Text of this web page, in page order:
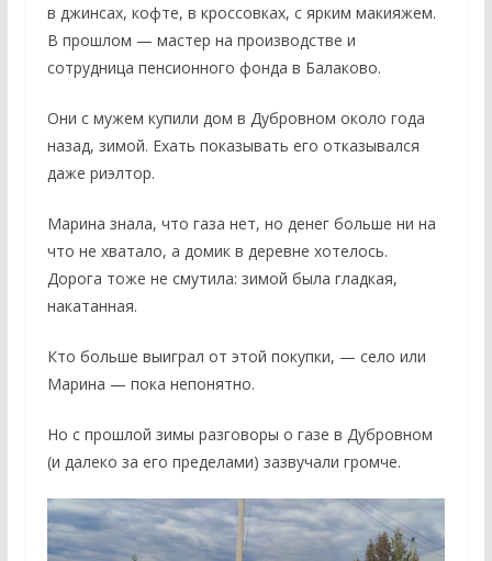
в джинсах, кофте, в кроссовках, с ярким макияжем.
В прошлом — мастер на производстве и
сотрудница пенсионного фонда в Балаково.
Они с мужем купили дом в Дубровном около года
назад, зимой. Ехать показывать его отказывался
даже риэлтор.
Марина знала, что газа нет, но денег больше ни на
что не хватало, а домик в деревне хотелось.
Дорога тоже не смутила: зимой была гладкая,
накатанная.
Кто больше выиграл от этой покупки, — село или
Марина — пока непонятно.
Но с прошлой зимы разговоры о газе в Дубровном
(и далеко за его пределами) зазвучали громче.